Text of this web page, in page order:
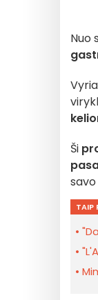
Nuo
Ši
TAIP